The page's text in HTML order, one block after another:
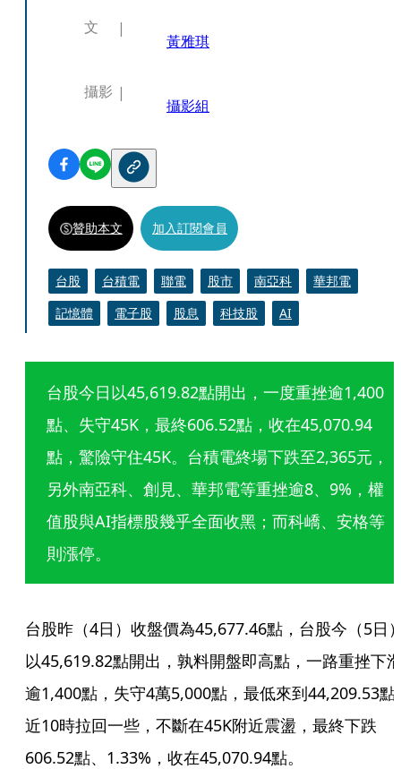
文
黃雅琪
攝影
攝影組
贊助本文 加入訂閱會員
台股 台積電 聯電 股市 南亞科
華邦電
記憶體
電子股 股息 科技股 AI
台股今日以45,619.82點開出，一度重挫逾1,400
點、失守45K，最終606.52點，收在45,070.94
點，驚險守住45K。台積電終場下跌至2,365元，
另外南亞科、創見、華邦電等重挫逾8、9%，權
值股與AI指標股幾乎全面收黑；而科嶠、安格等
則漲停。
台股昨（4日）收盤價為45,677.46點，台股今（5日
以45,619.82點開出，孰料開盤即高點，一路重挫下
逾1,400點，失守4萬5,000點，最低來到44,209.53點
近10時拉回一些，不斷在45K附近震盪，最終下跌
606.52點、1.33%，收在45,070.94點。